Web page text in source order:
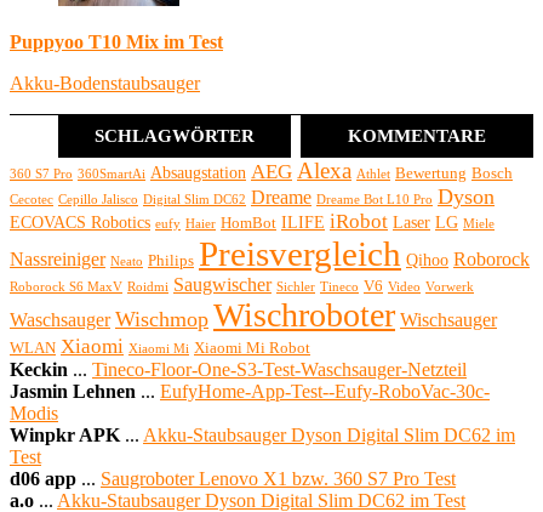
Puppyoo T10 Mix im Test
Akku-Bodenstaubsauger
SCHLAGWÖRTER KOMMENTARE
360 S7 Pro 360SmartAi Absaugstation AEG Alexa Athlet Bewertung Bosch
Cecotec Cepillo Jalisco Digital Slim DC62 Dreame Dreame Bot L10 Pro Dyson
ECOVACS Robotics eufy Haier HomBot ILIFE iRobot Laser LG Miele
Nassreiniger Neato Philips Preisvergleich Qihoo Roborock
Roborock S6 MaxV Roidmi Saugwischer Sichler Tineco V6 Video Vorwerk
Waschsauger Wischmop Wischroboter Wischsauger
WLAN Xiaomi Xiaomi Mi Xiaomi Mi Robot
Keckin ... Tineco-Floor-One-S3-Test-Waschsauger-Netzteil
Jasmin Lehnen ... EufyHome-App-Test--Eufy-RoboVac-30c-
Modis
Winpkr APK ... Akku-Staubsauger Dyson Digital Slim DC62 im
Test
d06 app ... Saugroboter Lenovo X1 bzw. 360 S7 Pro Test
a.o ... Akku-Staubsauger Dyson Digital Slim DC62 im Test